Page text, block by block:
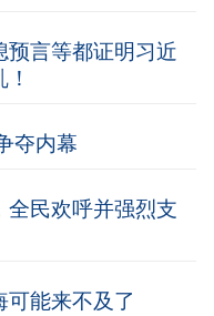
言等都证明习近
夺内幕
全民欢呼并强烈支
能来不及了